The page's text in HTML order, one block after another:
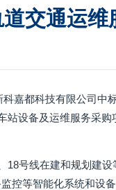
交通运维
嘉都科技有限公司中
设备及运维服务采
号线在建和规划建
控等智能化系统和设